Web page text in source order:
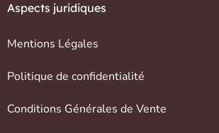
Aspects juridiques
Mentions Légales
Politique de confidentialité
Conditions Générales de Vente